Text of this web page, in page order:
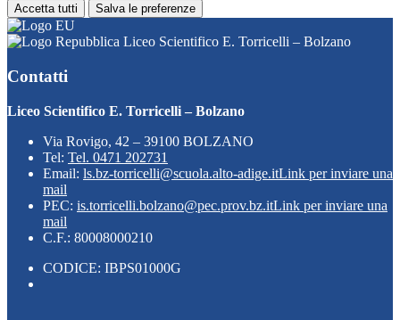
Accetta tutti Salva le preferenze
Liceo Scientifico E. Torricelli – Bolzano
Contatti
Liceo Scientifico E. Torricelli – Bolzano
Via Rovigo, 42 – 39100 BOLZANO
Tel: Tel. 0471 202731
Email: ls.bz-torricelli@scuola.alto-adige.itLink per inviare una
mail
PEC: is.torricelli.bolzano@pec.prov.bz.itLink per inviare una
mail
C.F.: 80008000210
CODICE: IBPS01000G